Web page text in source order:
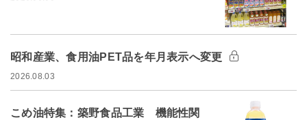
昭和産業、食用油PET品を年月表示へ変更
2026.08.03
こめ油特集：築野食品工業 機能性関